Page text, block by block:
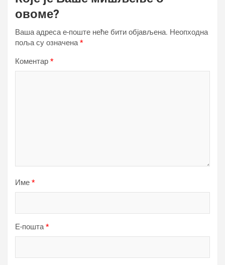
овоме?
Ваша адреса е-поште неће бити објављена. Неопходна
поља су означена*
Коментар *
Име *
Е-пошта*